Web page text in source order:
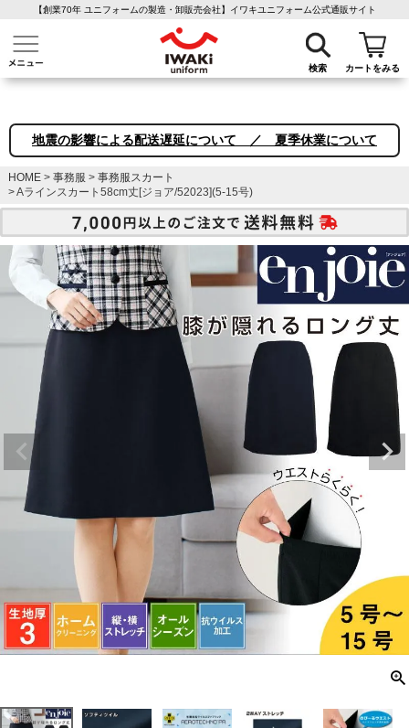
【創業70年 ユニフォームの製造・卸販売会社】イワキユニフォーム公式通販サイト
検索 カートをみる
介護ユニフォーム 作業着・作業服 ファン付き作業着 医療白衣
地震の影響による配送遅延について ／ 夏季休業について
HOME 事務服
事務服スカート
Aラインスカート58cm丈[ジョア/52023](5-15号)